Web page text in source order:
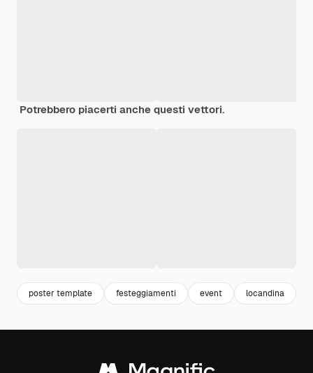
Potrebbero piacerti anche questi vettori.
poster template festeggiamenti event locandina